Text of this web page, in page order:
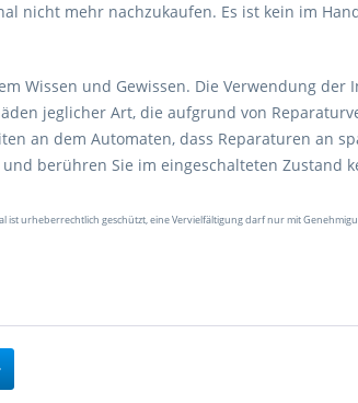
nicht mehr nachzukaufen. Es ist kein im
Wissen und Gewissen. Die Verwendung
jeglicher Art, die aufgrund von
an dem Automaten, dass Reparaturen an
berühren Sie im eingeschalteten Zustand
ist urheberrechtlich geschützt, eine Vervielfältigung darf nur mit